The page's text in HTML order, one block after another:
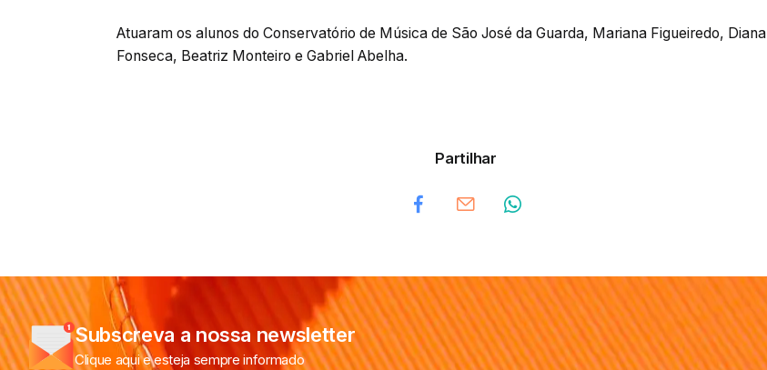
Atuaram os alunos do Conservatório de Música de São José da Guarda, Mariana Figueiredo, Diana
Fonseca, Beatriz Monteiro e Gabriel Abelha.
Partilhar
Subscreva a nossa newsletter
Clique aqui e esteja sempre informado